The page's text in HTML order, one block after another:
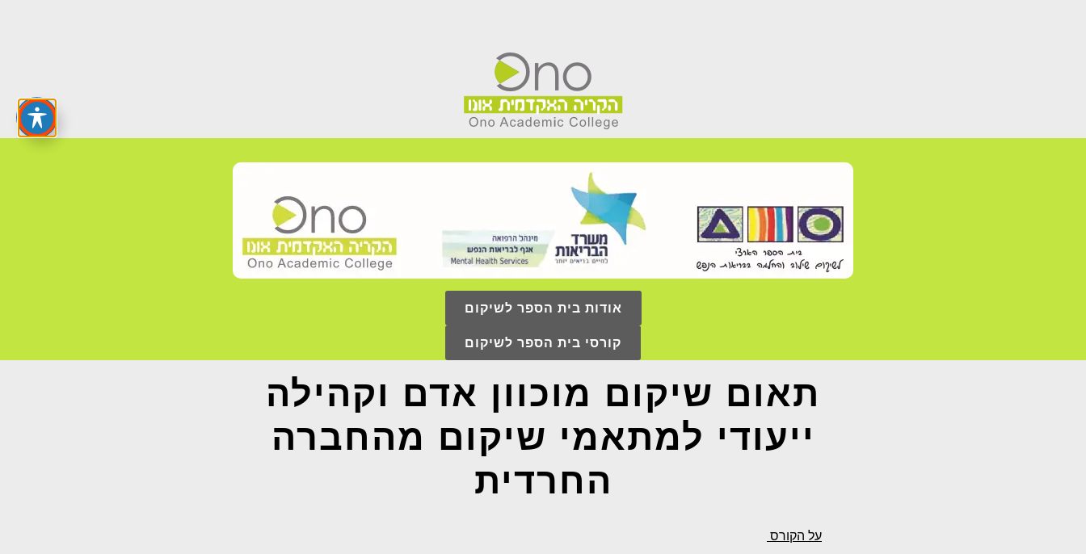
אודות בית הספר לשיקום
קורסי בית הספר לשיקום
תאום שיקום מוכוון אדם וקהילה
ייעודי למתאמי שיקום מהחברה
החרדית
על הקורס